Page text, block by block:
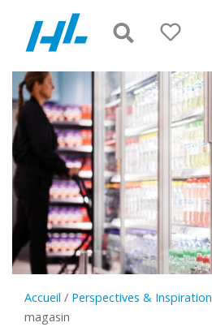
Accueil / Perspectives & Inspiration
magasin